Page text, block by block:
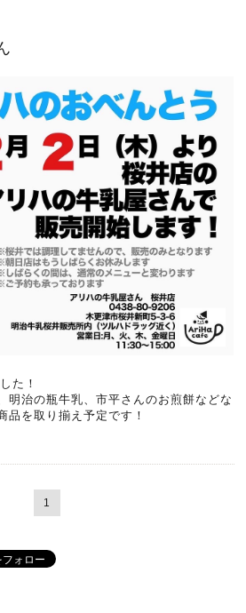
た！
明治の瓶牛乳、市平さんのお煎餅などな
を取り揃え予定です！
1